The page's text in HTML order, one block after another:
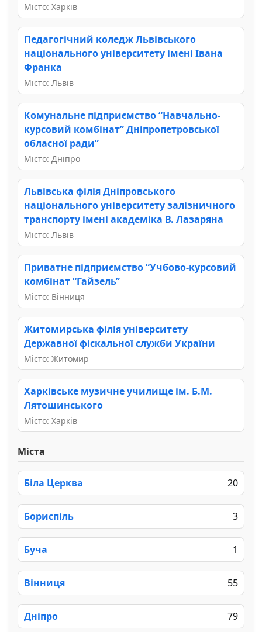
Місто: Харків
Педагогічний коледж Львівського
національного університету імені Івана
Франка
Місто: Львів
Комунальне підприємство “Навчально-
курсовий комбінат” Дніпропетровської
обласної ради”
Місто: Дніпро
Львівська філія Дніпровського
національного університету залізничного
транспорту імені академіка В. Лазаряна
Місто: Львів
Приватне підприємство “Учбово-курсовий
комбінат “Гайзель”
Місто: Вінниця
Житомирська філія університету
Державної фіскальної служби України
Місто: Житомир
Харківське музичне училище ім. Б.М.
Лятошинського
Місто: Харків
Міста
Біла Церква 20
Бориспіль 3
Буча 1
Вінниця 55
Дніпро 79